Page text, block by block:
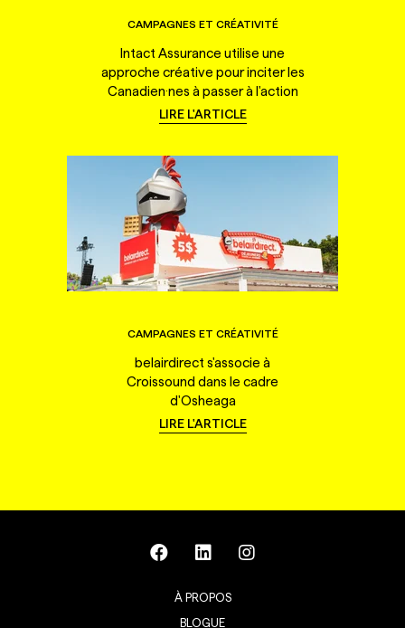
CAMPAGNES ET CRÉATIVITÉ
Intact Assurance utilise une
approche créative pour inciter les
Canadien·nes à passer à l'action
LIRE L'ARTICLE
CAMPAGNES ET CRÉATIVITÉ
belairdirect s'associe à
Croissound dans le cadre
d'Osheaga
LIRE L'ARTICLE
À PROPOS
BLOGUE